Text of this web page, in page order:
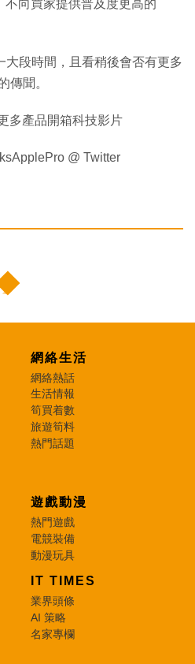
向買家提供普及度更高的
大段時間，且看稍後會否有更多
傳聞。
多產品開箱科技影片
@ Twitter
網絡生活
網絡熱話
生活情報
筍買着數
旅遊筍料
熱門話題
遊戲動漫
熱門遊戲
電競裝備
動漫玩具
IT TIMES
業界頭條
AI 策略
名家專欄